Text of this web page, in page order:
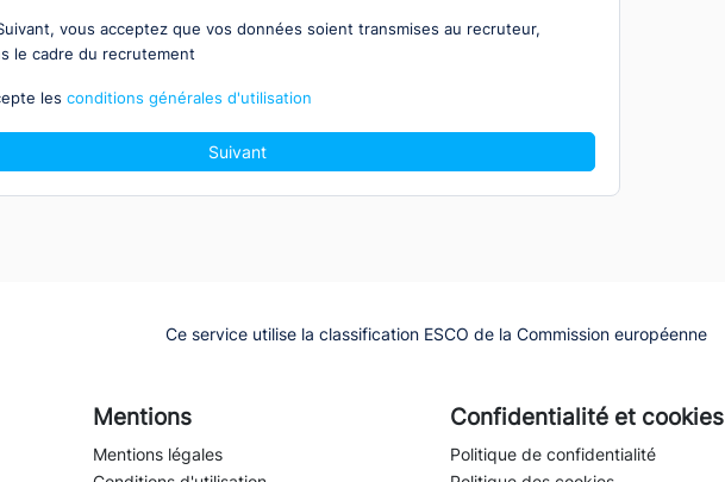
vous acceptez que vos données soient transmises au recruteur,
le cadre du recrutement
lesconditions générales d'utilisation
Suivant
Ce service utilise la classification ESCO de la Commission européenne
Mentions
Mentions légales
Confidentialité et cookies
Politique de confidentialité